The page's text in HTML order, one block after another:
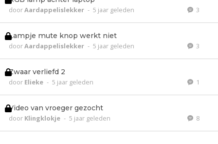
doorAardappelislekker - 5 jaar geleden 3
Lampje mute knop werkt niet
doorAardappelislekker - 5 jaar geleden 3
Zwaar verliefd 2
door Elieke - 5 jaar geleden 1
Video van vroeger gezocht
door Klingklokje - 5 jaar geleden 8